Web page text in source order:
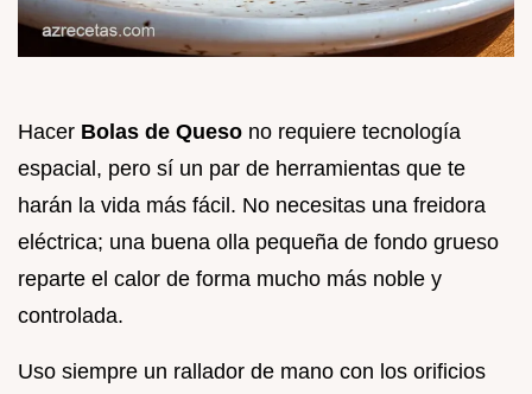
Hacer Bolas de Queso no requiere tecnología
espacial, pero sí un par de herramientas que te
harán la vida más fácil. No necesitas una freidora
eléctrica; una buena olla pequeña de fondo grueso
reparte el calor de forma mucho más noble y
controlada.
Uso siempre un rallador de mano con los orificios